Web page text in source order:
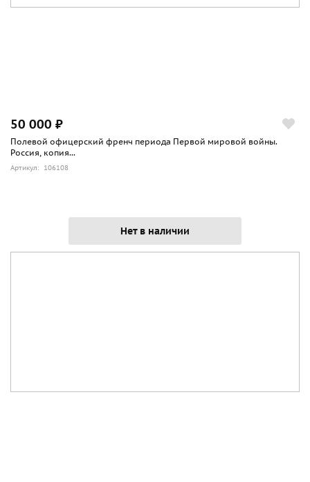
50 000 ₽
Полевой офицерский френч периода Первой мировой войны.
Россия, копия...
Артикул: 106108
Нет в наличии